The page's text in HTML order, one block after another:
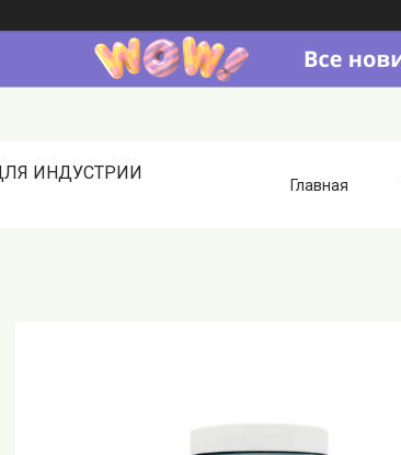
ИНДУСТРИИ
Главная